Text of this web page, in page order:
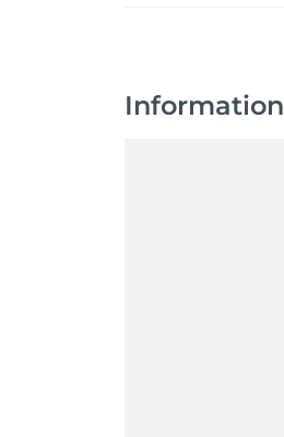
Information